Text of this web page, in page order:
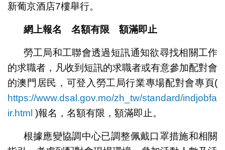
新葡京酒店7樓舉行。
網上報名 名額有限 額滿即止
勞工局和工聯會透過短訊通知欲尋找相關工作
的求職者，凡收到短訊的求職者或有意參加配對會
的澳門居民，可登入勞工局行業專場配對會專頁(
https://www.dsal.gov.mo/zh_tw/standard/indjobfa
ir.html )報名，名額有限，額滿即止。
根據應變協調中心已調整佩戴口罩措施和相關